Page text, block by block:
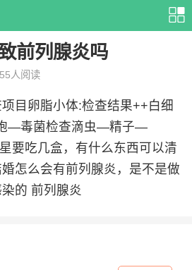
前列腺炎吗
人阅读
目卵脂小体:检查结果++白细
—毒菌检查滴虫—精子—
要吃几盒，有什么东西可以清
怎么会有前列腺炎，是不是做
的 前列腺炎